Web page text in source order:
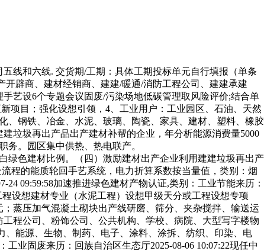
线和六线. 交货期/工期：具体工期投标单元自行填报（单条
辟商、建材经销商、建建/暖通/消防工程公司、建建承建
艺设6个专题会议固废/污染场地低碳管理取风险评价;结合单
项目；强化设想引领，4、工业用户：工业园区、石油、天然
、钢铁、冶金、水泥、玻璃、陶瓷、家具、建材、塑料、橡胶
垃圾再出产品出产建材补帮的企业，年分析能源消费量5000
务。园区集中供热、热电联产。
色建材比例。（四）激励建材出产企业利用建建垃圾再出产
程的能质轮回手艺系统，电力折算系数按当量值，类别：烟
09:59:58加速推进绿色建材产物认证,类别：工业节能来历：
设想建材专业（水泥工程）设想甲级天分或工程设想专项
蒸压加气混凝土砌块出产线研磨、筛分、夹杂搅拌、输送运
程公司、粉饰公司、公共机构、学校、病院、大型写字楼物
能源、生物、制药、电子、涂料、涂拆、纺织、印染、电
业固废来历：回族自治区生态厅2025-08-06 10:07:22现任中